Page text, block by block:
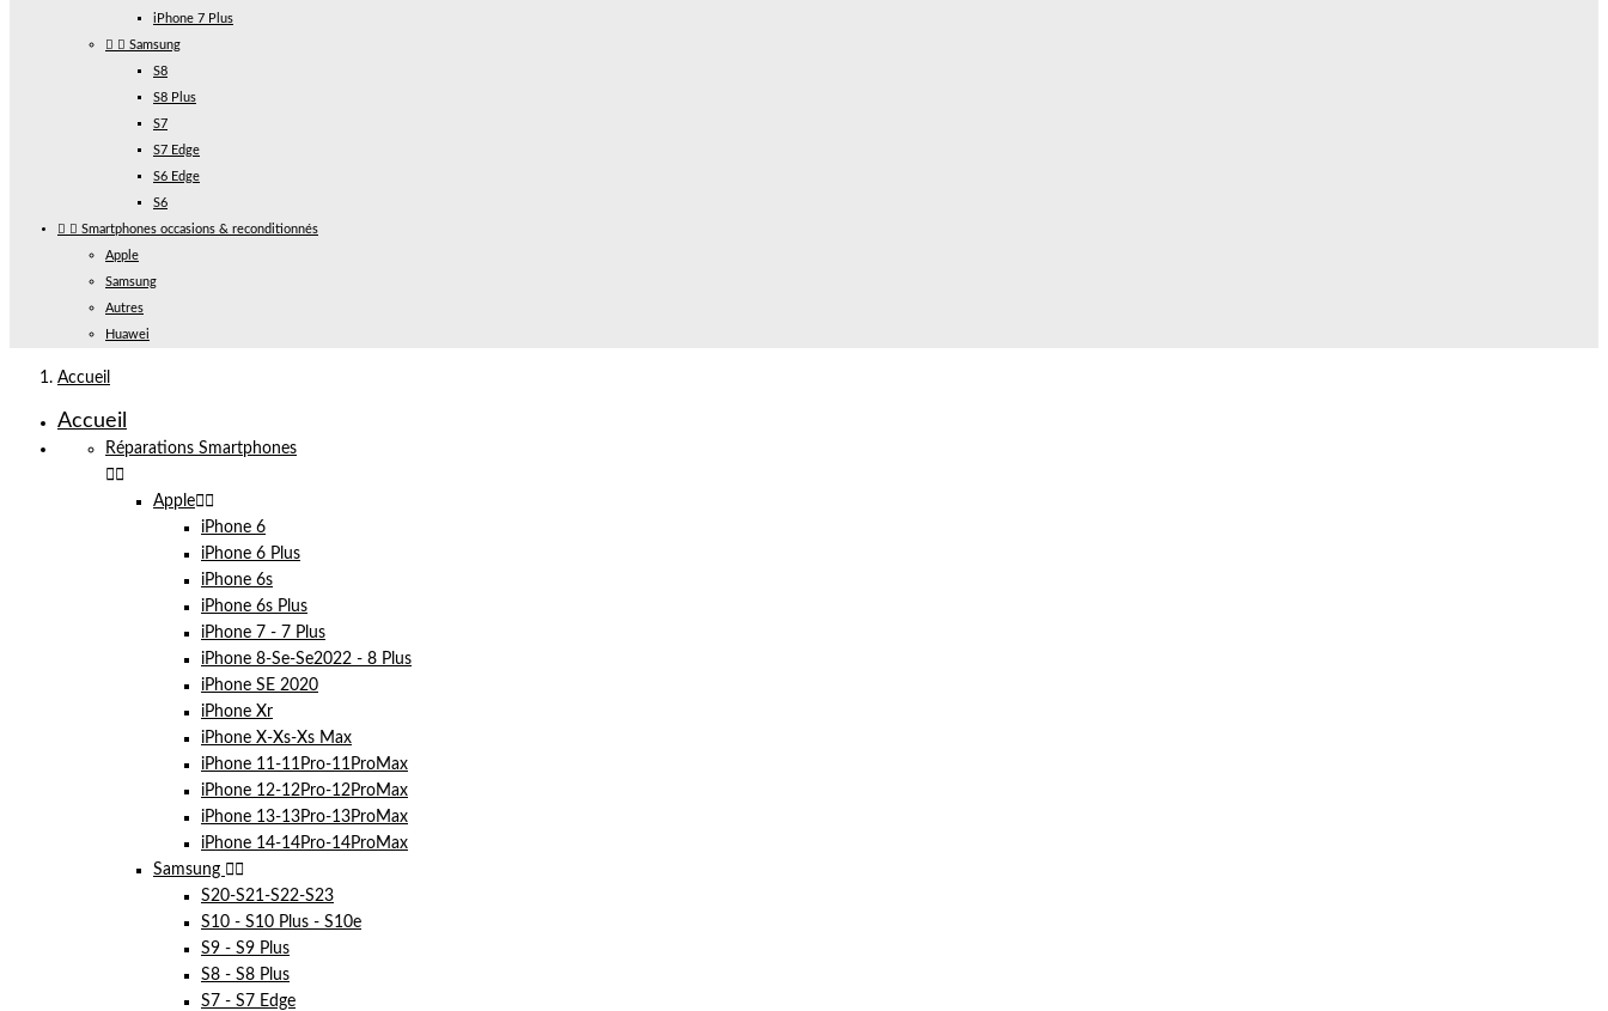
iPhone 7 Plus
  Samsung
S8
S8 Plus
S7
S7 Edge
S6 Edge
S6
  Smartphones occasions & reconditionnés
Apple
Samsung
Autres
Huawei
Accueil
Accueil
Réparations Smartphones
 
Apple 
iPhone 6
iPhone 6 Plus
iPhone 6s
iPhone 6s Plus
iPhone 7 - 7 Plus
iPhone 8-Se-Se2022 - 8 Plus
iPhone SE 2020
iPhone Xr
iPhone X-Xs-Xs Max
iPhone 11-11Pro-11ProMax
iPhone 12-12Pro-12ProMax
iPhone 13-13Pro-13ProMax
iPhone 14-14Pro-14ProMax
Samsung  
S20-S21-S22-S23
S10 - S10 Plus - S10e
S9 - S9 Plus
S8 - S8 Plus
S7 - S7 Edge